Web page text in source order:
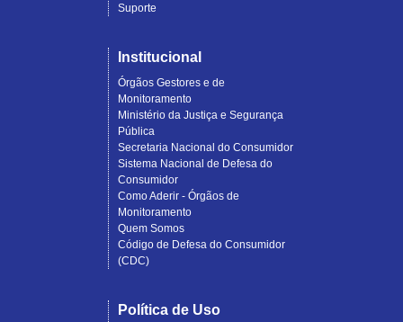
Suporte
Institucional
Órgãos Gestores e de
Monitoramento
Ministério da Justiça e Segurança
Pública
Secretaria Nacional do Consumidor
Sistema Nacional de Defesa do
Consumidor
Como Aderir - Órgãos de
Monitoramento
Quem Somos
Código de Defesa do Consumidor
(CDC)
Política de Uso